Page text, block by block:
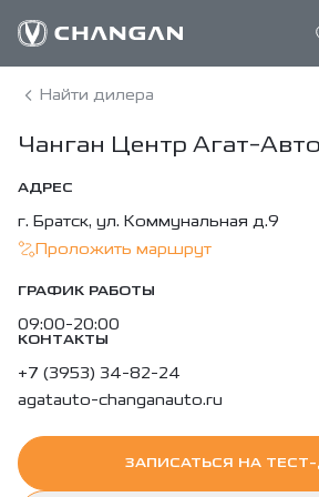
Найти дилера
Чанган Центр Агат-Авто
АДРЕС
г. Братск, ул. Коммунальная д.9
Проложить маршрут
ГРАФИК РАБОТЫ
09:00-20:00
КОНТАКТЫ
+7 (3953) 34-82-24
agatauto-changanauto.ru
ЗАПИСАТЬСЯ НА